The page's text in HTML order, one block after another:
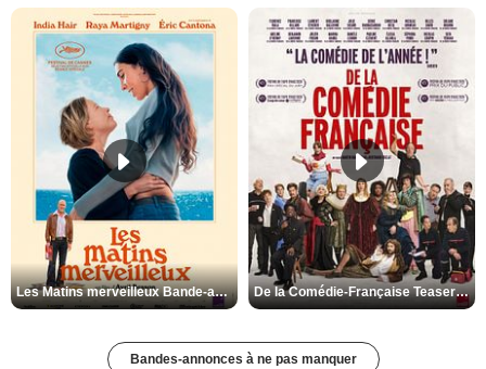
Les Matins merveilleux Bande-annonce VF De la Comédie-Française Teaser VF
Bandes-annonces à ne pas manquer